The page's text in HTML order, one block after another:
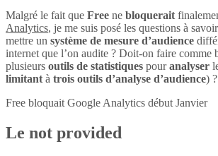
Malgré le fait que Free ne bloquerait
Analytics, je me suis posé les questions à
mettre un système de mesure d’audience
internet que l’on audite ? Doit-on faire comme
plusieurs outils de statistiques pouranalyser
limitantà trois outils d’analyse d’audience) ?
Free bloquait Google Analytics début Janvier
Le not provided